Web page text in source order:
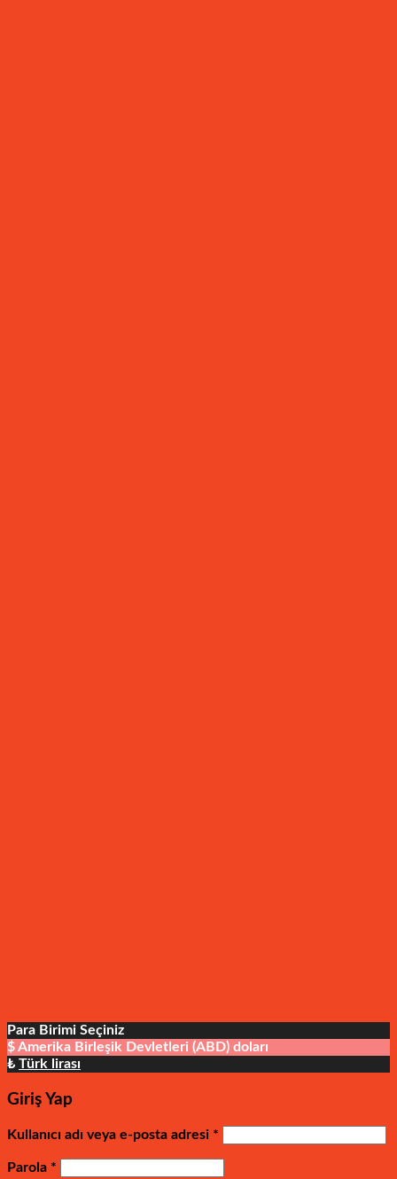
Para Birimi Seçiniz
$Amerika Birleşik Devletleri (ABD) doları
₺ Türk lirası
Giriş Yap
Kullanıcı adı veya e-posta adresi *
Parola *